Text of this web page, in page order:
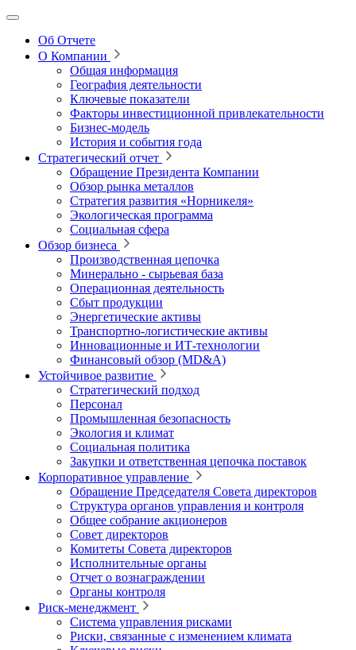
Об Отчете
О Компании
Общая информация
География деятельности
Ключевые показатели
Факторы инвестиционной привлекательности
Бизнес-модель
История и события года
Стратегический отчет
Обращение Президента Компании
Обзор рынка металлов
Стратегия развития «Норникеля»
Экологическая программа
Социальная сфера
Обзор бизнеса
Производственная цепочка
Минерально ‑ сырьевая база
Операционная деятельность
Сбыт продукции
Энергетические активы
Транспортно-логистические активы
Инновационные и ИТ‑технологии
Финансовый обзор (MD&A)
Устойчивое развитие
Стратегический подход
Персонал
Промышленная безопасность
Экология и климат
Социальная политика
Закупки и ответственная цепочка поставок
Корпоративное управление
Обращение Председателя Совета директоров
Структура органов управления и контроля
Общее собрание акционеров
Совет директоров
Комитеты Совета директоров
Исполнительные органы
Отчет о вознаграждении
Органы контроля
Риск-менеджмент
Система управления рисками
Риски, связанные с изменением климата